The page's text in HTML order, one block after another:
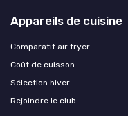
Appareils de cuisine
Comparatif air fryer
Coût de cuisson
Sélection hiver
Rejoindre le club